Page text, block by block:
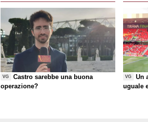
VG
Castro sarebbe una buona
operazione?
VG
Un
uguale